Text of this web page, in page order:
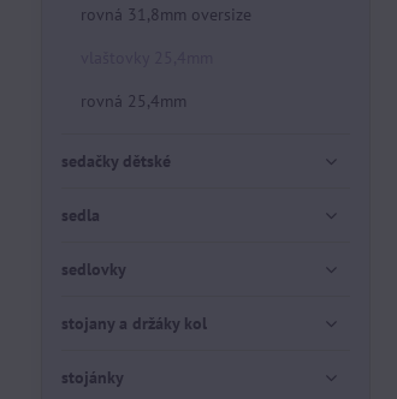
rovná 31,8mm oversize
rovná 25,4mm
sedačky dětské
sedla
sedlovky
stojany a držáky kol
stojánky